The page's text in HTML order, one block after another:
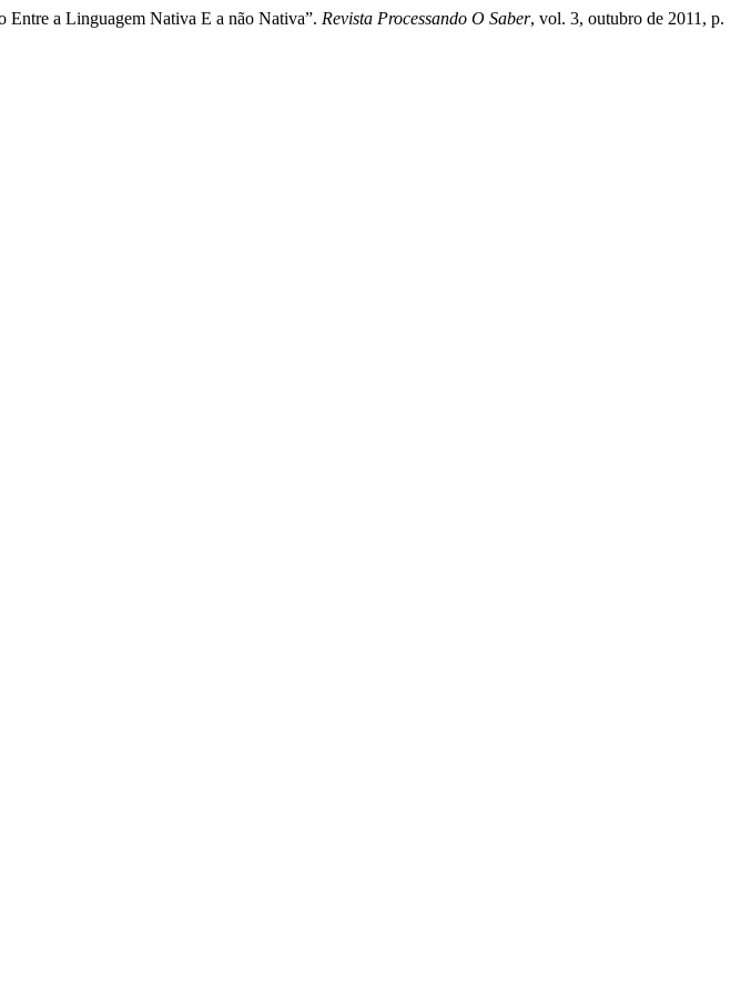
a Linguagem Nativa E a não Nativa”. Revista Processando O Saber, vol. 3, outubro de 2011, p.